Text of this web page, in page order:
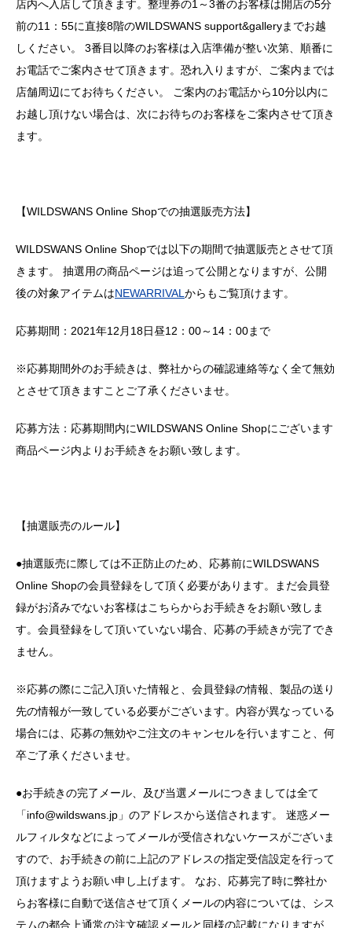
店内へ入店して頂きます。整理券の1～3番のお客様は開店の5分
前の11：55に直接8階のWILDSWANS support&galleryまでお越
しください。 3番目以降のお客様は入店準備が整い次第、順番に
お電話でご案内させて頂きます。恐れ入りますが、ご案内までは
店舗周辺にてお待ちください。 ご案内のお電話から10分以内に
お越し頂けない場合は、次にお待ちのお客様をご案内させて頂き
ます。
【WILDSWANS Online Shopでの抽選販売方法】
WILDSWANS Online Shopでは以下の期間で抽選販売とさせて頂
きます。 抽選用の商品ページは追って公開となりますが、公開
後の対象アイテムはNEWARRIVAL からもご覧頂けます。
応募期間：2021年12月18日昼12：00～14：00まで
※応募期間外のお手続きは、弊社からの確認連絡等なく全て無効
とさせて頂きますことご了承くださいませ。
応募方法：応募期間内にWILDSWANS Online Shopにございます
商品ページ内よりお手続きをお願い致します。
【抽選販売のルール】
●抽選販売に際しては不正防止のため、応募前にWILDSWANS
Online Shopの会員登録をして頂く必要があります。まだ会員登
録がお済みでないお客様はこちらからお手続きをお願い致しま
す。会員登録をして頂いていない場合、応募の手続きが完了でき
ません。
※応募の際にご記入頂いた情報と、会員登録の情報、製品の送り
先の情報が一致している必要がございます。内容が異なっている
場合には、応募の無効やご注文のキャンセルを行いますこと、何
卒ご了承くださいませ。
●お手続きの完了メール、及び当選メールにつきましては全て
「info@wildswans.jp」のアドレスから送信されます。 迷惑メー
ルフィルタなどによってメールが受信されないケースがございま
すので、お手続きの前に上記のアドレスの指定受信設定を行って
頂けますようお願い申し上げます。 なお、応募完了時に弊社か
らお客様に自動で送信させて頂くメールの内容については、シス
テムの都合上通常の注文確認メールと同様の記載になりますが、